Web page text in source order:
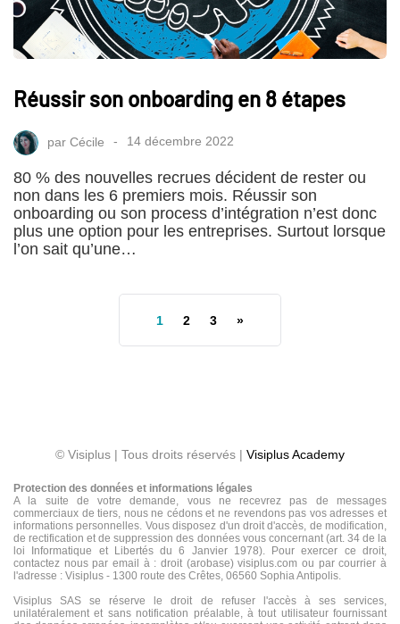
Réussir son onboarding en 8 étapes
par Cécile 14 décembre 2022
80 % des nouvelles recrues décident de rester ou
non dans les 6 premiers mois. Réussir son
onboarding ou son process d’intégration n’est donc
plus une option pour les entreprises. Surtout lorsque
l’on sait qu’une…
1 2 3 »
© Visiplus | Tous droits réservés | Visiplus Academy
Protection des données et informations légales
A la suite de votre demande, vous ne recevrez pas de messages
commerciaux de tiers, nous ne cédons et ne revendons pas vos adresses et
informations personnelles. Vous disposez d'un droit d'accès, de modification,
de rectification et de suppression des données vous concernant (art. 34 de la
loi Informatique et Libertés du 6 Janvier 1978). Pour exercer ce droit,
contactez nous par email à : droit (arobase) visiplus.com ou par courrier à
l'adresse : Visiplus - 1300 route des Crêtes, 06560 Sophia Antipolis.
Visiplus SAS se réserve le droit de refuser l'accès à ses services,
unilatéralement et sans notification préalable, à tout utilisateur fournissant